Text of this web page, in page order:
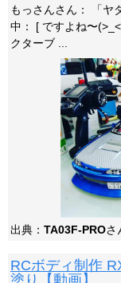
もっさんさん： 「ヤ
中： [ ですよね〜
クターブ ...
出典： TA03F-PROさ
RCボディ制作
塗り【動画】